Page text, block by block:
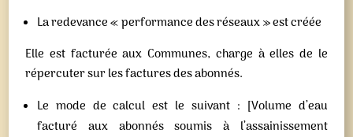
La redevance « performance des réseaux » est créée
Elle est facturée aux Communes, charge à elles de le
répercuter sur les factures des abonnés.
Le mode de calcul est le suivant : [Volume d’eau
facturé aux abonnés soumis à l’assainissement